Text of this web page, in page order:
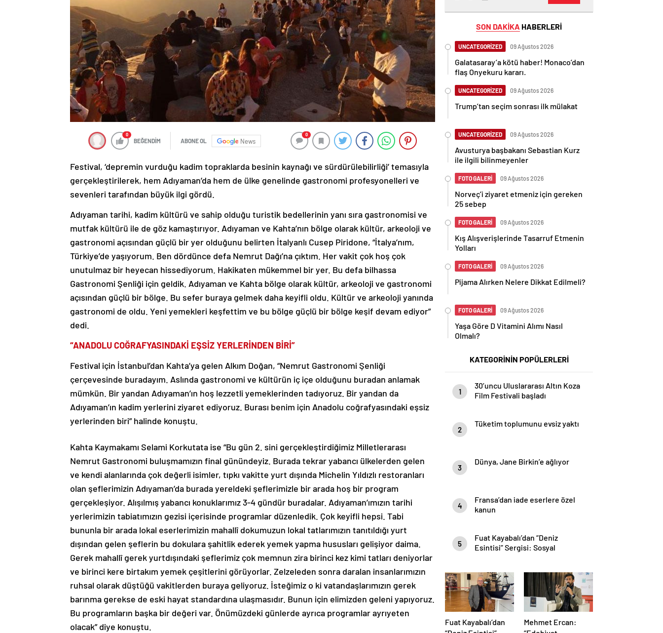
0
BEĞENDİM ABONE OL News
0
Festival, ‘depremin vurduğu kadim topraklarda besinin kaynağı ve sürdürülebilirliği’ temasıyla
gerçekleştirilerek, hem Adıyaman’da hem de ülke genelinde gastronomi profesyonelleri ve
sevenleri tarafından büyük ilgi gördü.
Adıyaman tarihi, kadim kültürü ve sahip olduğu turistik bedellerinin yanı sıra gastronomisi ve
mutfak kültürü ile de göz kamaştırıyor. Adıyaman ve Kahta’nın bölge olarak kültür, arkeoloji ve
gastronomi açısından güçlü bir yer olduğunu belirten İtalyanlı Cusep Piridone, “İtalya’nım,
Türkiye’de yaşıyorum. Ben dördünce defa Nemrut Dağı’na çıktım. Her vakit çok hoş çok
unutulmaz bir heyecan hissediyorum. Hakikaten mükemmel bir yer. Bu defa bilhassa
Gastronomi Şenliği için geldik. Adıyaman ve Kahta bölge olarak kültür, arkeoloji ve gastronomi
açısından güçlü bir bölge. Bu sefer buraya gelmek daha keyifli oldu. Kültür ve arkeoloji yanında
gastronomi de oldu. Yeni yemekleri keşfettim ve bu bölge güçlü bir bölge keşif devam ediyor”
dedi.
“ANADOLU COĞRAFYASINDAKİ EŞSİZ YERLERİNDEN BİRİ”
Festival için İstanbul’dan Kahta’ya gelen Alkım Doğan, “Nemrut Gastronomi Şenliği
çerçevesinde buradayım. Aslında gastronomi ve kültürün iç içe olduğunu buradan anlamak
mümkün. Bir yandan Adıyaman’ın hoş lezzetli yemeklerinden tadıyoruz. Bir yandan da
Adıyaman’ın kadim yerlerini ziyaret ediyoruz. Burası benim için Anadolu coğrafyasındaki eşsiz
yerlerinden biri” halinde konuştu.
Kahta Kaymakamı Selami Korkutata ise “Bu gün 2. sini gerçekleştirdiğimiz Milletlerarası
Nemrut Gastronomi buluşmamızın final günündeyiz. Burada tekrar yabancı ülkelerden gelen
ve kendi alanlarında çok değerli isimler, tıpkı vakitte yurt dışında Michelin Yıldızlı restoranları
olan şeflerimizin Adıyaman’da burada yereldeki şeflerimizle bir arada hoş bir program
gerçekleşiyor. Alışılmış yabancı konuklarımız 3-4 gündür buradalar. Adıyaman’ımızın tarihi
yerlerimizin tabiatımızın gezisi içerisinde programlar düzenledik. Çok keyifli hepsi. Tabi
bununla bir arada lokal eserlerimizin mahallî dokumuzun lokal tatlarımızın tanıtıldığı yurt
dışından gelen şeflerin bu dokulara şahitlik ederek yemek yapma hususları gelişiyor daima.
Gerek mahallî gerek yurtdışındaki şeflerimiz çok memnun zira birinci kez kimi tatları deniyorlar
ve birinci kere birtakım yemek çeşitlerini görüyorlar. Zelzeleden sonra daralan insanlarımızın
ruhsal olarak düştüğü vakitlerden buraya geliyoruz. İsteğimiz o ki vatandaşlarımızın gerek
barınma gerekse de eski hayat standardına ulaşmasıdır. Bunun için elimizden geleni yapıyoruz.
Bu programların başka bir değeri var. Önümüzdeki günlerde ayrıca programlar ayrıyeten
olacak” diye konuştu.
SON DAKİKA HABERLERİ
UNCATEGORİZED 09 Ağustos 2026
Galatasaray’a kötü haber! Monaco’dan
flaş Onyekuru kararı.
UNCATEGORİZED 09 Ağustos 2026
Trump’tan seçim sonrası ilk mülakat
UNCATEGORİZED 09 Ağustos 2026
Avusturya başbakanı Sebastian Kurz
ile ilgili bilinmeyenler
FOTO GALERİ 09 Ağustos 2026
Norveç’i ziyaret etmeniz için gereken
25 sebep
FOTO GALERİ 09 Ağustos 2026
Kış Alışverişlerinde Tasarruf Etmenin
Yolları
FOTO GALERİ 09 Ağustos 2026
Pijama Alırken Nelere Dikkat Edilmeli?
FOTO GALERİ 09 Ağustos 2026
Yaşa Göre D Vitamini Alımı Nasıl
Olmalı?
KATEGORİNİN POPÜLERLERİ
1
30’uncu Uluslararası Altın Koza
Film Festivali başladı
2
Tüketim toplumunu evsiz yaktı
3
Dünya, Jane Birkin’e ağlıyor
4
Fransa’dan iade eserlere özel
kanun
5
Fuat Kayabalı’dan “Deniz
Esintisi” Sergisi: Sosyal
Fuat Kayabalı’dan
Mehmet Ercan: